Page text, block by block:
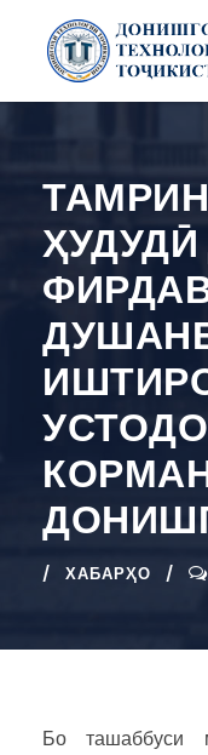
ХАБАРҲО
Бо ташаббуси